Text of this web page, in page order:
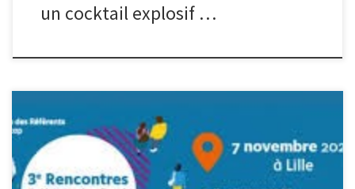
un cocktail explosif …
Présanse HDF se mobilise pour les 3èmes rencontres du maintien
en emploi et de la reconversion professionnelle Organisées par
l’Agefiph à la Salle Le Gymnase, à Lille, le 7 novembre 2024. A